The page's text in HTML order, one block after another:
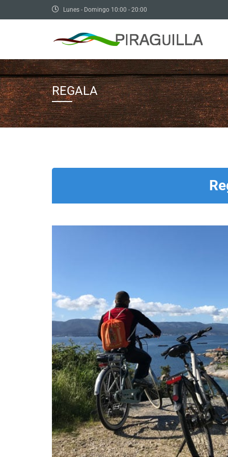
Lunes - Domingo 10:00 - 20:00
REGALA